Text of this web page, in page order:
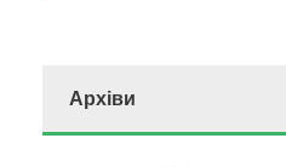
Архіви